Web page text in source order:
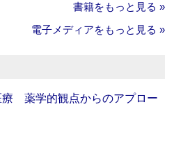
書籍をもっと見る »
電子メディアをもっと見る »
療 薬学的観点からのアプロー